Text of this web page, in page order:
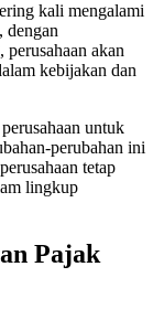
kali mengalami
dengan
akan
kebijakan dan
untuk
perubahan ini
tetap
lingkup
Pajak